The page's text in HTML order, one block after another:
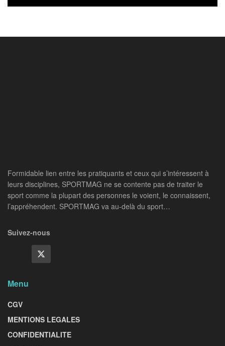
Formidable lien entre les pratiquants et ceux qui s’intéressent à
leurs disciplines, SPORTMAG ne se contente pas de traiter le
sport comme la plupart des personnes le voient, le connaissent,
l’appréhendent. SPORTMAG va au-delà du sport…
Suivez-nous
Menu
CGV
MENTIONS LEGALES
CONFIDENTIALITE